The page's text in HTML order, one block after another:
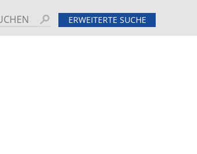
ERWEITERTE SUCHE